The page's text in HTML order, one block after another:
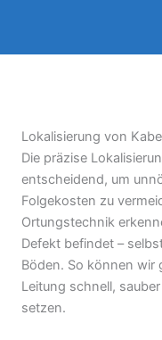
Lokalisierung von
Die präzise
entscheidend, um
Folgekosten zu
Ortungstechnik
Defekt befindet –
Böden. So können wir
Leitung schnell,
setzen.